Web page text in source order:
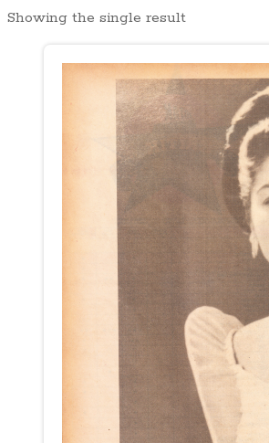
Showing the single result